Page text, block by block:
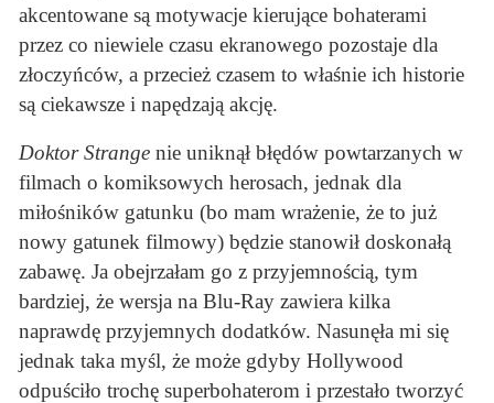
akcentowane są motywacje kierujące bohaterami
przez co niewiele czasu ekranowego pozostaje dla
złoczyńców, a przecież czasem to właśnie ich historie
są ciekawsze i napędzają akcję.
Doktor Strangenie uniknął błędów powtarzanych w
filmach o komiksowych herosach, jednak dla
miłośników gatunku (bo mam wrażenie, że to już
nowy gatunek filmowy) będzie stanowił doskonałą
zabawę. Ja obejrzałam go z przyjemnością, tym
bardziej, że wersja na Blu-Ray zawiera kilka
naprawdę przyjemnych dodatków. Nasunęła mi się
jednak taka myśl, że może gdyby Hollywood
odpuściło trochę superbohaterom i przestało tworzyć